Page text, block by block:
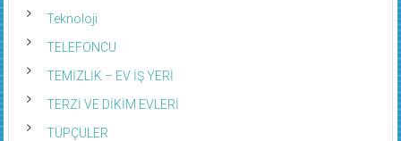
Teknoloji
TELEFONCU
TEMİZLİK – EV İŞ YERİ
TERZİ VE DİKİM EVLERİ
TÜPÇÜLER